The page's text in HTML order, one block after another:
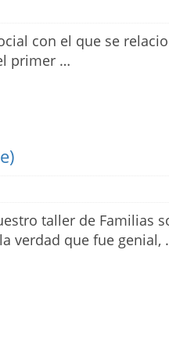
con el que se
primer …
taller de Familias
verdad que fue genial,